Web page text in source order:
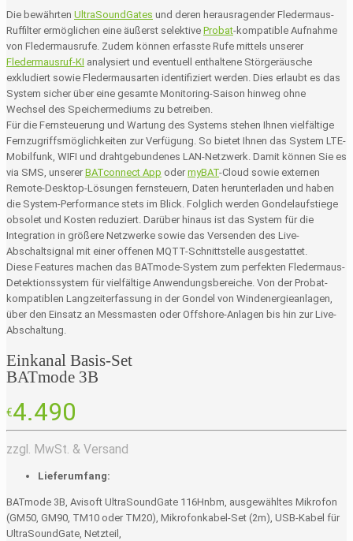
Die bewährten UltraSoundGates und deren herausragender Fledermaus-
Ruffilter ermöglichen eine äußerst selektive Probat-kompatible Aufnahme
von Fledermausrufe. Zudem können erfasste Rufe mittels unserer
Fledermausruf-KI analysiert und eventuell enthaltene Störgeräusche
exkludiert sowie Fledermausarten identifiziert werden. Dies erlaubt es das
System sicher über eine gesamte Monitoring-Saison hinweg ohne
Wechsel des Speichermediums zu betreiben.
Für die Fernsteuerung und Wartung des Systems stehen Ihnen vielfältige
Fernzugriffsmöglichkeiten zur Verfügung. So bietet Ihnen das System LTE-
Mobilfunk, WIFI und drahtgebundenes LAN-Netzwerk. Damit können Sie es
via SMS, unserer BATconnect App oder myBAT-Cloud sowie externen
Remote-Desktop-Lösungen fernsteuern, Daten herunterladen und haben
die System-Performance stets im Blick. Folglich werden Gondelaufstiege
obsolet und Kosten reduziert. Darüber hinaus ist das System für die
Integration in größere Netzwerke sowie das Versenden des Live-
Abschaltsignal mit einer offenen MQTT-Schnittstelle ausgestattet.
Diese Features machen das BATmode-System zum perfekten Fledermaus-
Detektionssystem für vielfältige Anwendungsbereiche. Von der Probat-
kompatiblen Langzeiterfassung in der Gondel von Windenergieanlagen,
über den Einsatz an Messmasten oder Offshore-Anlagen bis hin zur Live-
Abschaltung.
Einkanal Basis-Set
BATmode 3B
€4.490
zzgl. MwSt. & Versand
Lieferumfang:
BATmode 3B, Avisoft UltraSoundGate 116Hnbm, ausgewähltes Mikrofon
(GM50, GM90, TM10 oder TM20), Mikrofonkabel-Set (2m), USB-Kabel für
UltraSoundGate, Netzteil,